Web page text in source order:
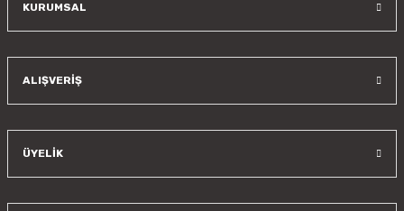
KURUMSAL
ALIŞVERİŞ
ÜYELİK